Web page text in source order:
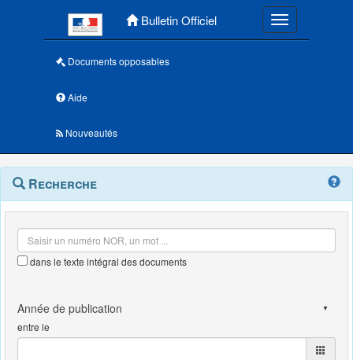
Bulletin Officiel Toggle
Documents opposables
Aide
Nouveautés
Navigation
outils
Menu
contextuel
Recherche
dans le texte intégral des documents
entre le